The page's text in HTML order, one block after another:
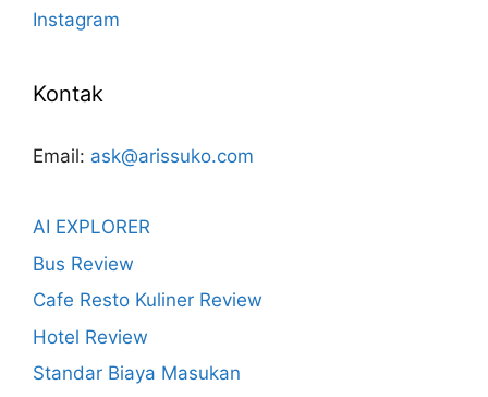
Instagram
Kontak
Email: ask@arissuko.com
AI EXPLORER
Bus Review
Cafe Resto Kuliner Review
Hotel Review
Standar Biaya Masukan